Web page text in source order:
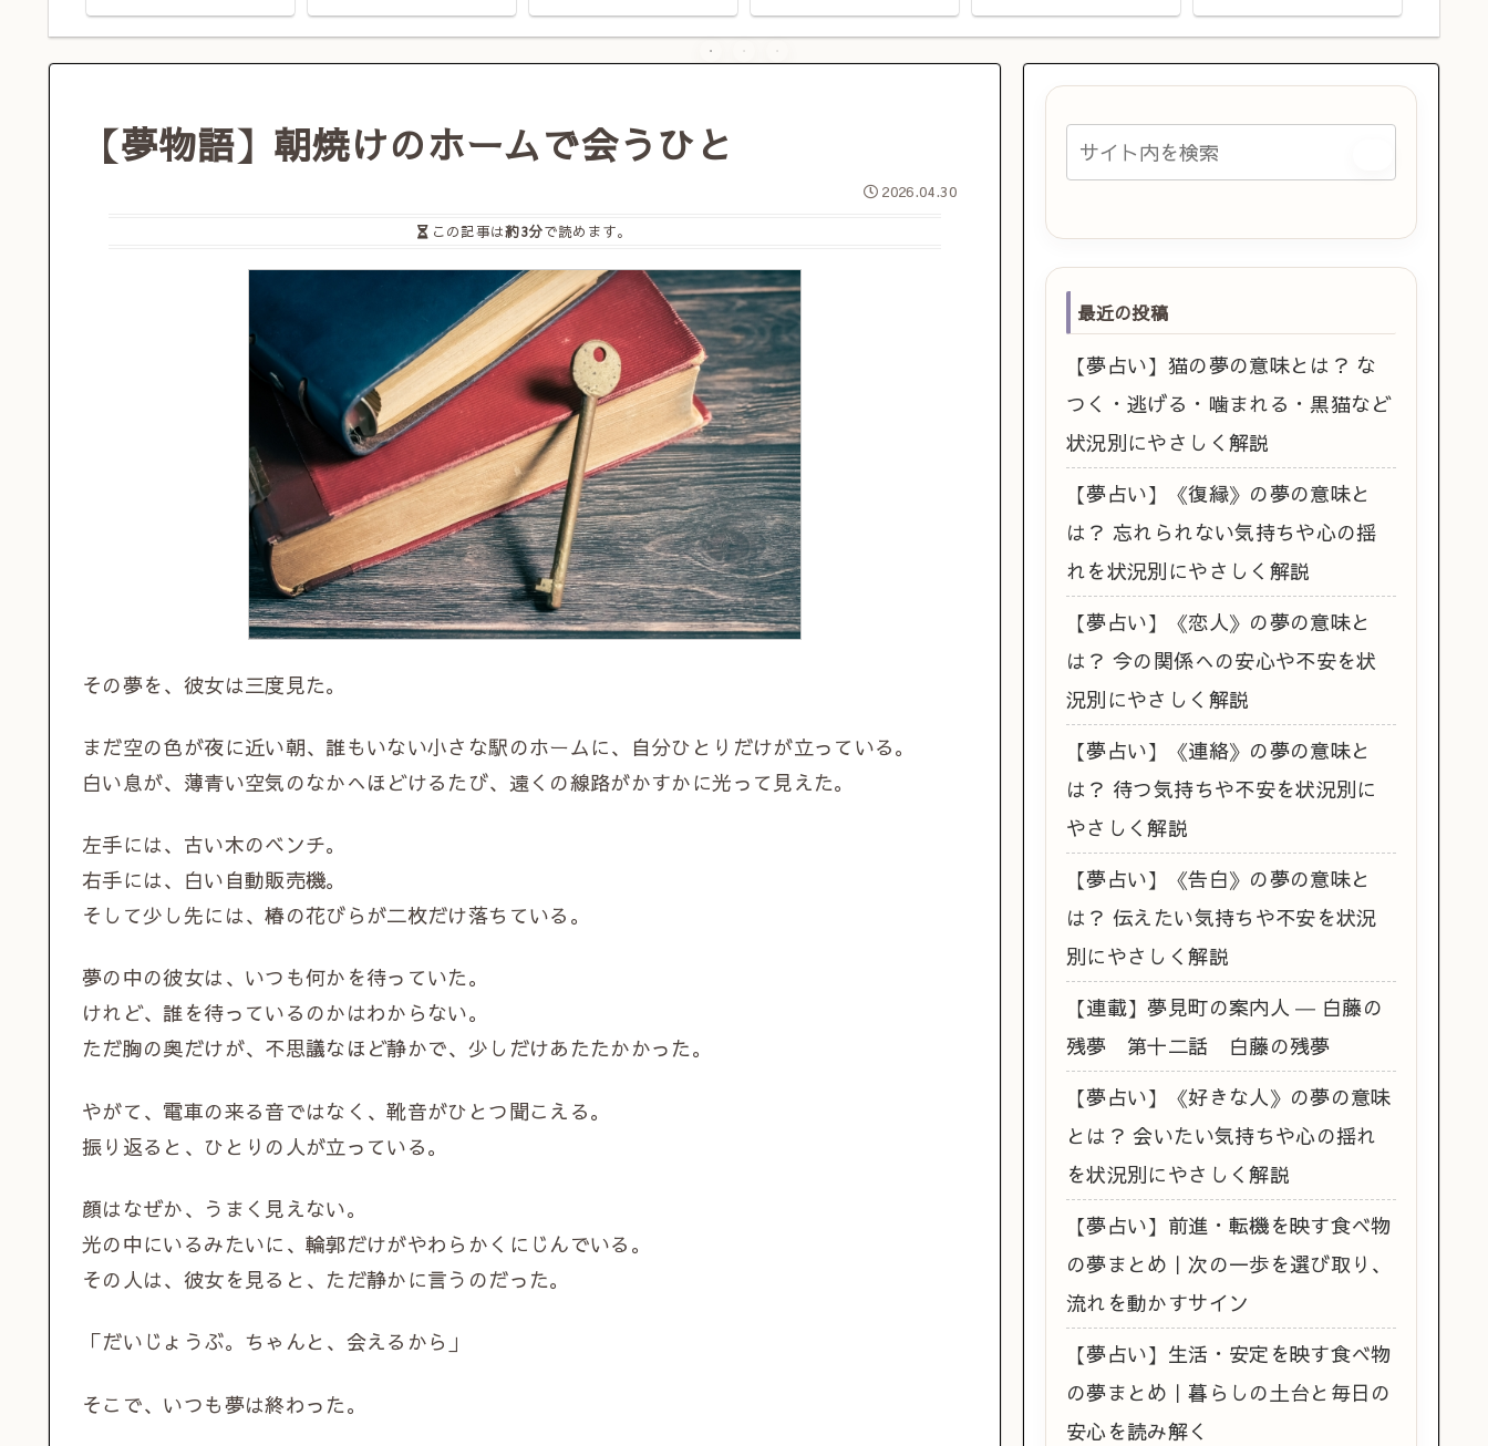
【夢物語】朝焼けのホームで会うひと
2026.04.30
この記事は約3分で読めます。
その夢を、彼女は三度見た。
まだ空の色が夜に近い朝、誰もいない小さな駅のホームに、自分ひとりだけが立っている。
白い息が、薄青い空気のなかへほどけるたび、遠くの線路がかすかに光って見えた。
左手には、古い木のベンチ。
右手には、白い自動販売機。
そして少し先には、椿の花びらが二枚だけ落ちている。
夢の中の彼女は、いつも何かを待っていた。
けれど、誰を待っているのかはわからない。
ただ胸の奥だけが、不思議なほど静かで、少しだけあたたかかった。
やがて、電車の来る音ではなく、靴音がひとつ聞こえる。
振り返ると、ひとりの人が立っている。
顔はなぜか、うまく見えない。
光の中にいるみたいに、輪郭だけがやわらかくにじんでいる。
その人は、彼女を見ると、ただ静かに言うのだった。
「だいじょうぶ。ちゃんと、会えるから」
そこで、いつも夢は終わった。
最近の投稿
【夢占い】猫の夢の意味とは？ な
つく・逃げる・噛まれる・黒猫など
状況別にやさしく解説
【夢占い】《復縁》の夢の意味と
は？ 忘れられない気持ちや心の揺
れを状況別にやさしく解説
【夢占い】《恋人》の夢の意味と
は？ 今の関係への安心や不安を状
況別にやさしく解説
【夢占い】《連絡》の夢の意味と
は？ 待つ気持ちや不安を状況別に
やさしく解説
【夢占い】《告白》の夢の意味と
は？ 伝えたい気持ちや不安を状況
別にやさしく解説
【連載】夢見町の案内人 ― 白藤の
残夢 第十二話 白藤の残夢
【夢占い】《好きな人》の夢の意味
とは？ 会いたい気持ちや心の揺れ
を状況別にやさしく解説
【夢占い】前進・転機を映す食べ物
の夢まとめ｜次の一歩を選び取り、
流れを動かすサイン
【夢占い】生活・安定を映す食べ物
の夢まとめ｜暮らしの土台と毎日の
安心を読み解く